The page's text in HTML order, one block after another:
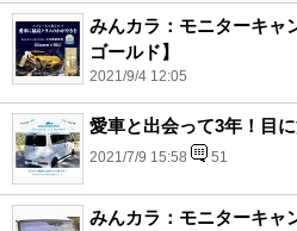
みんカラ：モニターキャ
ゴールド】
2021/9/4 12:05
愛車と出会って3年！目
2021/7/9 15:58 51
みんカラ：モニターキャ